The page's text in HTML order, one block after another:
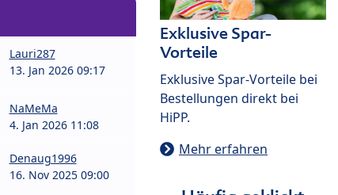
Lauri287
13. Jan 2026 09:17
NaMeMa
4. Jan 2026 11:08
Denaug1996
16. Nov 2025 09:00
Exklusive Spar-
Vorteile
Exklusive Spar-Vorteile bei
Bestellungen direkt bei
HiPP.
Mehr erfahren